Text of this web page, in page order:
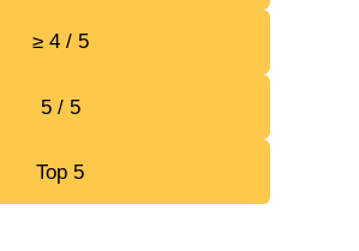
≥ 4 / 5
5 / 5
Top 5